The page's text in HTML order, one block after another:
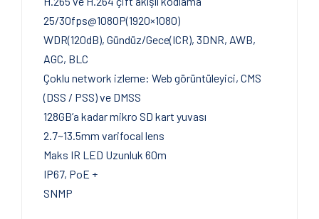
25/30fps@1080P(1920×1080)
WDR(120dB), Gündüz/Gece(ICR), 3DNR, AWB,
AGC, BLC
Çoklu network izleme: Web görüntüleyici, CMS
(DSS / PSS) ve DMSS
128GB’a kadar mikro SD kart yuvası
2.7~13.5mm varifocal lens
Maks IR LED Uzunluk 60m
IP67, PoE +
SNMP